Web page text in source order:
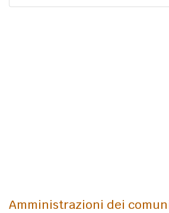
Amministrazioni dei